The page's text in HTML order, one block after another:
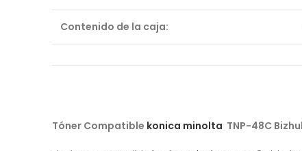
Contenido de la caja:
Tóner Compatible konica minolta TNP-48C